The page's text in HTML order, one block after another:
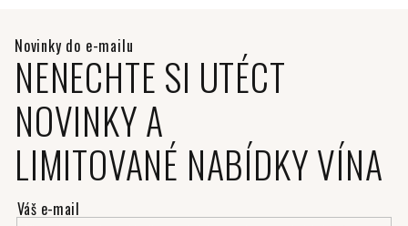
NENECHTE SI UTÉCT
NOVINKY A
LIMITOVANÉ NABÍDKY VÍNA